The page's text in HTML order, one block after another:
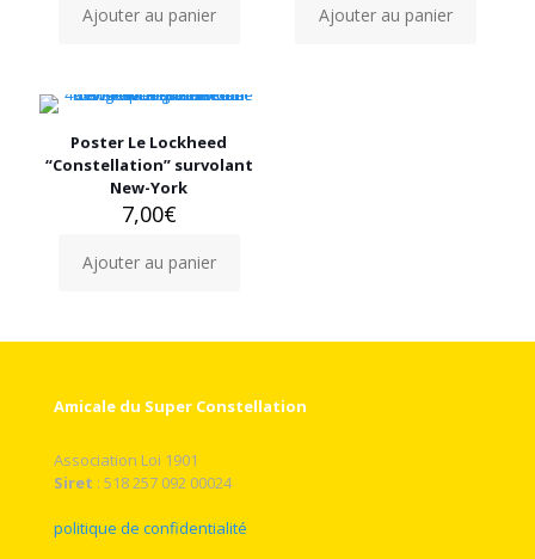
Ajouter au panier Ajouter au panier
Poster Le Lockheed
“Constellation” survolant
New-York
7,00€
Ajouter au panier
Amicale du Super Constellation
Association Loi 1901
Siret : 518 257 092 00024
politique de confidentialité